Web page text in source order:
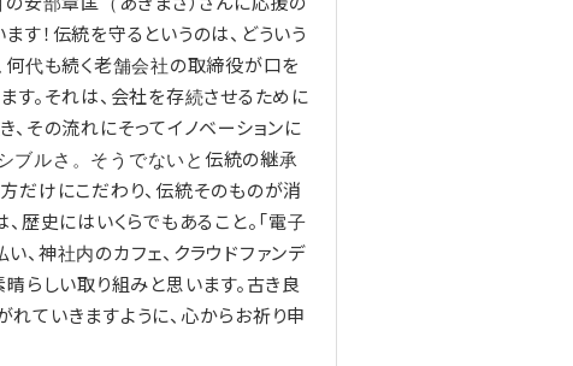
す！伝統を守るというのは、どういう
何代も続く老舗会社の取締役が口を
す。それは、会社を存続させるために
、その流れにそってイノベーションに
ブルさ。そうでないと伝統の継承
だけにこだわり、伝統そのものが消
、歴史にはいくらでもあること。「電子
、神社内のカフェ、クラウドファンデ
晴らしい取り組みと思います。古き良
ていきますように、心からお祈り申